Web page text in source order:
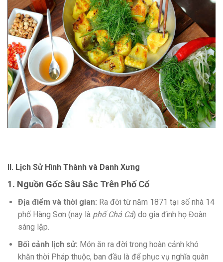
II. Lịch Sử Hình Thành và Danh Xưng
1. Nguồn Gốc Sâu Sắc Trên Phố Cổ
Địa điểm và thời gian: Ra đời từ năm 1871 tại số nhà 14
phố Hàng Sơn (nay là phố Chả Cá) do gia đình họ Đoàn
sáng lập.
Bối cảnh lịch sử: Món ăn ra đời trong hoàn cảnh khó
khăn thời Pháp thuộc, ban đầu là để phục vụ nghĩa quân